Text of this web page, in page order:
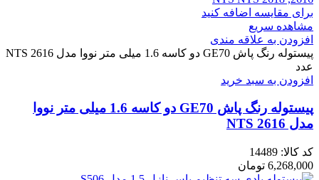
برای مقایسه اضافه کنید
مشاهده سریع
افزودن به علاقه مندی
پیستوله رنگ پاش GE70 دو کاسه 1.6 میلی متر نووا مدل NTS 2616
عدد
افزودن به سبد خرید
پیستوله رنگ پاش GE70 دو کاسه 1.6 میلی متر نووا
مدل NTS 2616
کد کالا: 14489
6,268,000 تومان